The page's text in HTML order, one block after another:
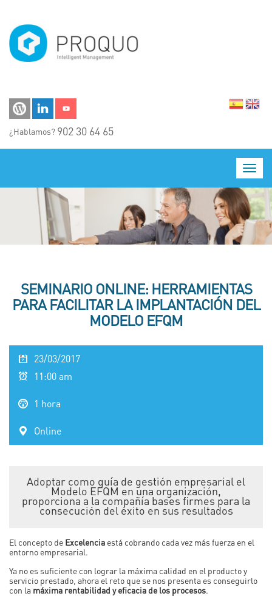
¿Hablamos? 902 30 64 65
SEMINARIO ONLINE: HERRAMIENTAS
PARA FACILITAR LA IMPLANTACIÓN DEL
MODELO EFQM
23/03/2017
11:00 am
1 hora
Online
Adoptar como guía de gestión empresarial el
Modelo EFQM en una organización,
proporciona a la compañía bases firmes para la
consecución del éxito en sus resultados
El concepto de Excelencia está cobrando cada vez más fuerza en el
entorno empresarial.
Ya no es suficiente con lograr la máxima calidad en el producto y
servicio prestado, ahora el reto que se nos presenta es conseguirlo
con la máxima rentabilidad y eficacia de los procesos